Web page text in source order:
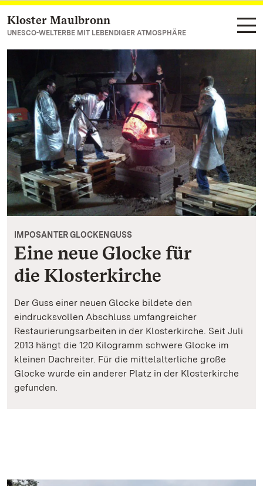
Zum Hauptinhalt springen
Kloster Maulbronn
UNESCO-WELTERBE MIT LEBENDIGER ATMOSPHÄRE
IMPOSANTER GLOCKENGUSS
Eine neue Glocke für
die Klosterkirche
Der Guss einer neuen Glocke bildete den
eindrucksvollen Abschluss umfangreicher
Restaurierungsarbeiten in der Klosterkirche. Seit Juli
2013 hängt die 120 Kilogramm schwere Glocke im
kleinen Dachreiter. Für die mittelalterliche große
Glocke wurde ein anderer Platz in der Klosterkirche
gefunden.